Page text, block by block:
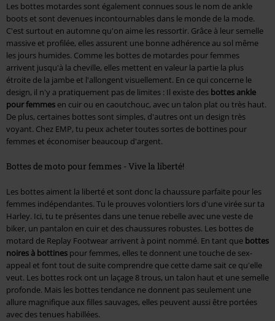
Les bottes motardes sont également connues sous le nom de ankle
boots et sont devenues incontournables dans le monde de la mode.
C'est surtout en automne qu'on aime les ressortir. Grâce à leur semelle
massive et profilée, elles assurent une bonne adhérence au sol même
les jours humides. Comme les bottes de motardes pour femmes
arrivent jusqu'à la cheville, elles mettent en valeur la partie la plus
étroite de la jambe et l'allongent visuellement. En ce qui concerne le
design, il n'y a pratiquement pas de limites : Il existe des bottes ankle
pour femmes en cuir ou en caoutchouc, avec un talon plat ou très haut.
De plus, certaines bottes sont simples, d'autres ont un design très
voyant. Chez EMP, tu peux acheter toutes sortes de bottines pour
femmes et économiser beaucoup d'argent.
Bottes de moto pour femmes - Vive la liberté!
Les bottes aiment la liberté et sont donc la chaussure parfaite pour les
femmes indépendantes. Tu le prouves volontiers lors d'une virée sur ta
Harley. Ici, tu te présentes dans une tenue rebelle avec une veste de
biker, un pantalon en cuir et des chaussures robustes. Les bottes de
motard de Replay Footwear arrivent à point nommé. En tant que bottes
noires à bottines pour femmes, elles te donnent une touche de sex-
appeal et font tout de suite comprendre que cette dame sait ce qu'elle
veut. Les bottes rock ont un laçage 8 trous, un talon haut et une semelle
profonde. Mais les bottes tendance ne donnent pas seulement une
allure magnifique aux filles sauvages, elles peuvent aussi être portées
avec des tenues habillées.